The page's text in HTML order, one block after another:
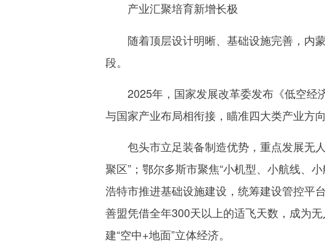
产业汇聚培育新增长极
随着顶层设计明晰、基础设施完善，内蒙
段。
2025年，国家发展改革委发布《低空经
与国家产业布局相衔接，瞄准四大类产业方
包头市立足装备制造优势，重点发展无人
聚区”；鄂尔多斯市聚焦“小机型、小航线、
浩特市推进基础设施建设，统筹建设管控平
善盟凭借全年300天以上的适飞天数，成为
建“空中+地面”立体经济。